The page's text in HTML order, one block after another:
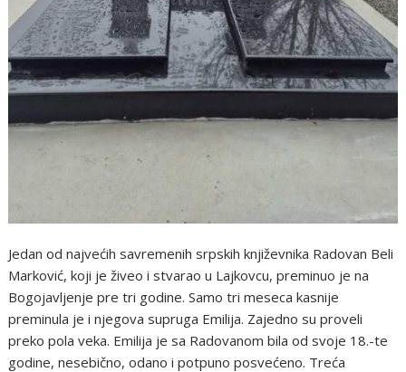
Jedan od najvećih savremenih srpskih književnika Radovan Beli
Marković, koji je živeo i stvarao u Lajkovcu, preminuo je na
Bogojavljenje pre tri godine. Samo tri meseca kasnije
preminula je i njegova supruga Emilija. Zajedno su proveli
preko pola veka. Emilija je sa Radovanom bila od svoje 18.-te
godine, nesebično, odano i potpuno posvećeno. Treća